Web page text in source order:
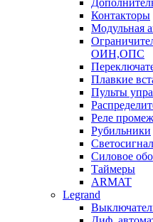
Контакторы
Модульная
ОИН,ОПС
Плавкие
Пульты
Реле
Рубильники
Силовое
Таймеры
ARMAT
Legrand